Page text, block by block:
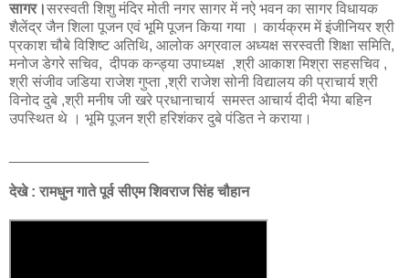
सागर।सरस्वती शिशु मंदिर मोती नगर सागर में नऐ भवन का सागर विधायक
शैलेंद्र जैन शिला पूजन एवं भूमि पूजन किया गया । कार्यक्रम में इंजीनियर श्री
प्रकाश चौबे विशिष्ट अतिथि, आलोक अग्रवाल अध्यक्ष सरस्वती शिक्षा समिति,
मनोज डेगरे सचिव, दीपक कन्ड्या उपाध्यक्ष ,श्री आकाश मिश्रा सहसचिव ,
श्री संजीव जडिया राजेश गुप्ता ,श्री राजेश सोनी विद्यालय की प्राचार्य श्री
विनोद दुबे ,श्री मनीष जी खरे प्रधानाचार्य समस्त आचार्य दीदी भैया बहिन
उपस्थित थे । भूमि पूजन श्री हरिशंकर दुबे पंडित ने कराया।
देखे : रामधुन गाते पूर्व सीएम शिवराज सिंह चौहान